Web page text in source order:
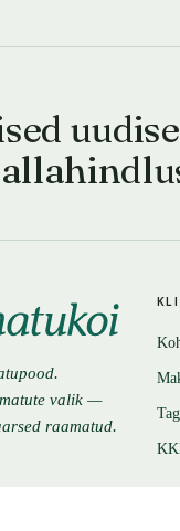
valik —
raamatud.